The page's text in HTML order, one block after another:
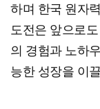
하며 한국 원자
도전은 앞으로
의 경험과 노하
능한 성장을 이